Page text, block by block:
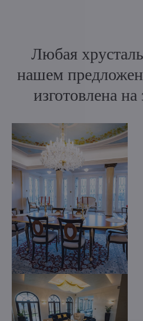
Любая
нашем
изготовлена на